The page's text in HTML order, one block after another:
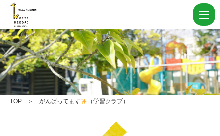
ん
ば
っ
て
ま
TOP ＞ がんばってます （学習クラブ）